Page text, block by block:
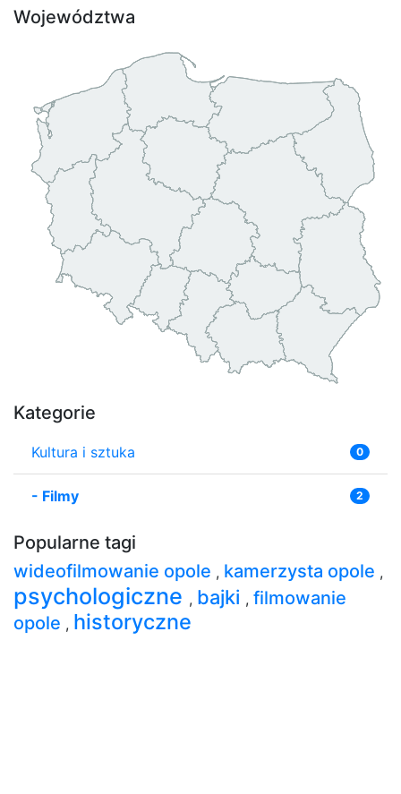
Województwa
Kategorie
Kultura i sztuka 0
- Filmy 2
Popularne tagi
wideofilmowanie opole , kamerzysta opole ,
psychologiczne , bajki , filmowanie
opole , historyczne